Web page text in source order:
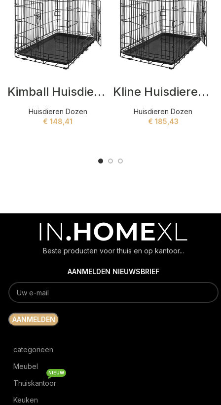
Kimball Huisdieren dozen Zwart
Huisdieren Dozen
€ 148,41
Kline Huisdieren dozen Zwart
Huisdieren Dozen
€ 185,43
Beste producten voor thuis en op kantoor...
AANMELDEN NIEUWSBRIEF
categorieën
Meubel
Thuiskantoor
NIEUW
Keuken